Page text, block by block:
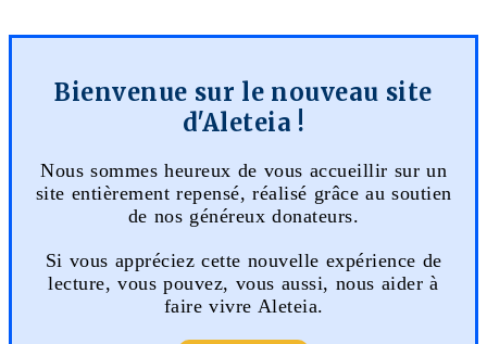
Bienvenue sur le nouveau site
d'Aleteia !
Nous sommes heureux de vous accueillir sur un
site entièrement repensé, réalisé grâce au soutien
de nos généreux donateurs.
Si vous appréciez cette nouvelle expérience de
lecture, vous pouvez, vous aussi, nous aider à
faire vivre Aleteia.